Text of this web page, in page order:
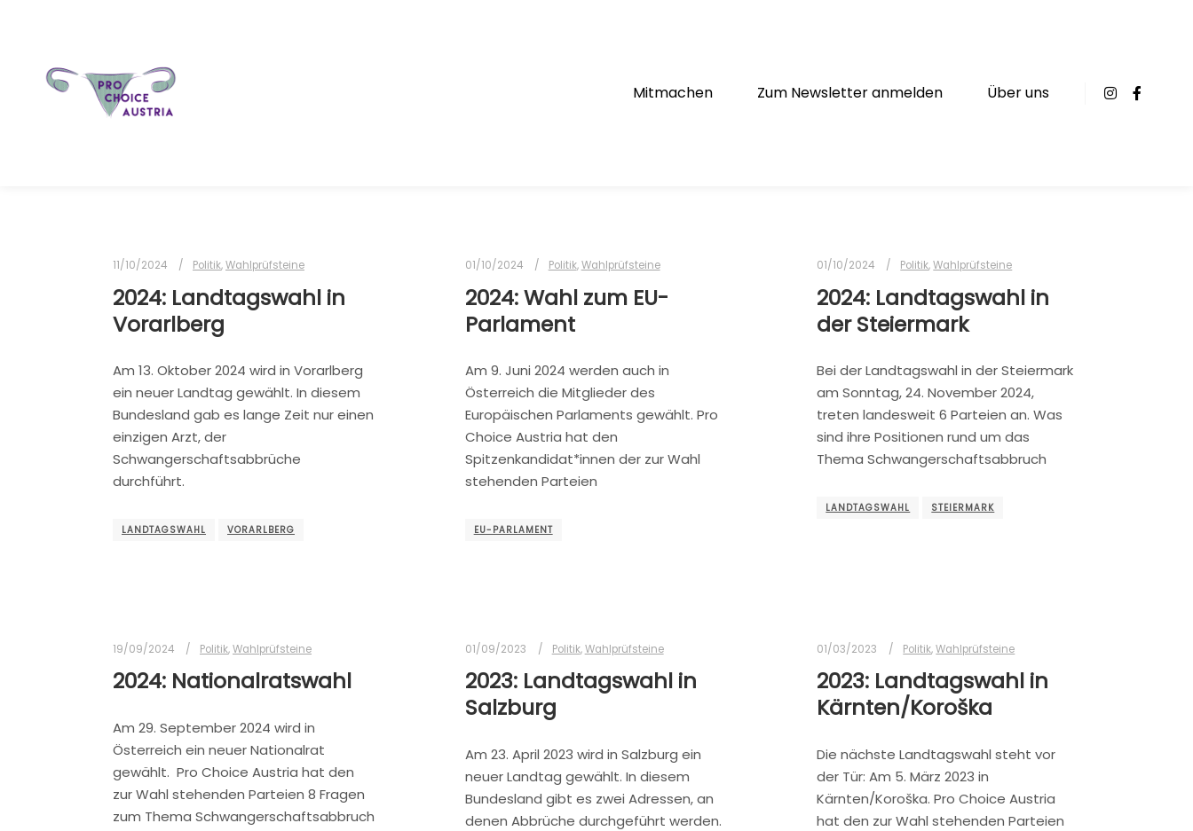
Mitmachen Zum Newsletter anmelden Über uns
11/10/2024 Politik,Wahlprüfsteine
2024: Landtagswahl in
Vorarlberg
Am 13. Oktober 2024 wird in Vorarlberg
ein neuer Landtag gewählt. In diesem
Bundesland gab es lange Zeit nur einen
einzigen Arzt, der
Schwangerschaftsabbrüche
durchführt.
LANDTAGSWAHL VORARLBERG
01/10/2024 Politik,Wahlprüfsteine
2024: Wahl zum EU-
Parlament
Am 9. Juni 2024 werden auch in
Österreich die Mitglieder des
Europäischen Parlaments gewählt. Pro
Choice Austria hat den
Spitzenkandidat*innen der zur Wahl
stehenden Parteien
EU-PARLAMENT
01/10/2024 Politik,Wahlprüfsteine
2024: Landtagswahl in
der Steiermark
Bei der Landtagswahl in der Steiermark
am Sonntag, 24. November 2024,
treten landesweit 6 Parteien an. Was
sind ihre Positionen rund um das
Thema Schwangerschaftsabbruch
LANDTAGSWAHL STEIERMARK
19/09/2024 Politik,Wahlprüfsteine
2024: Nationalratswahl
Am 29. September 2024 wird in
Österreich ein neuer Nationalrat
gewählt. Pro Choice Austria hat den
zur Wahl stehenden Parteien 8 Fragen
zum Thema Schwangerschaftsabbruch
01/09/2023 Politik,Wahlprüfsteine
2023: Landtagswahl in
Salzburg
Am 23. April 2023 wird in Salzburg ein
neuer Landtag gewählt. In diesem
Bundesland gibt es zwei Adressen, an
denen Abbrüche durchgeführt werden.
01/03/2023 Politik,Wahlprüfsteine
2023: Landtagswahl in
Kärnten/Koroška
Die nächste Landtagswahl steht vor
der Tür: Am 5. März 2023 in
Kärnten/Koroška. Pro Choice Austria
hat den zur Wahl stehenden Parteien